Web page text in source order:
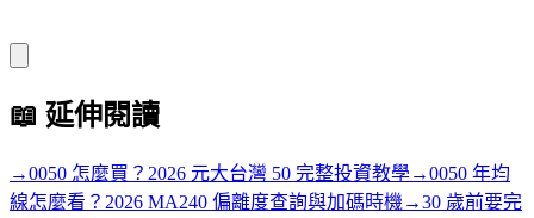
📖 延伸閱讀
→0050 怎麼買？2026 元大台灣 50 完整投資教學→0050 年均
線怎麼看？2026 MA240 偏離度查詢與加碼時機 →30 歲前要完